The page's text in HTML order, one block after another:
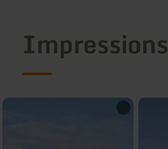
Impressions